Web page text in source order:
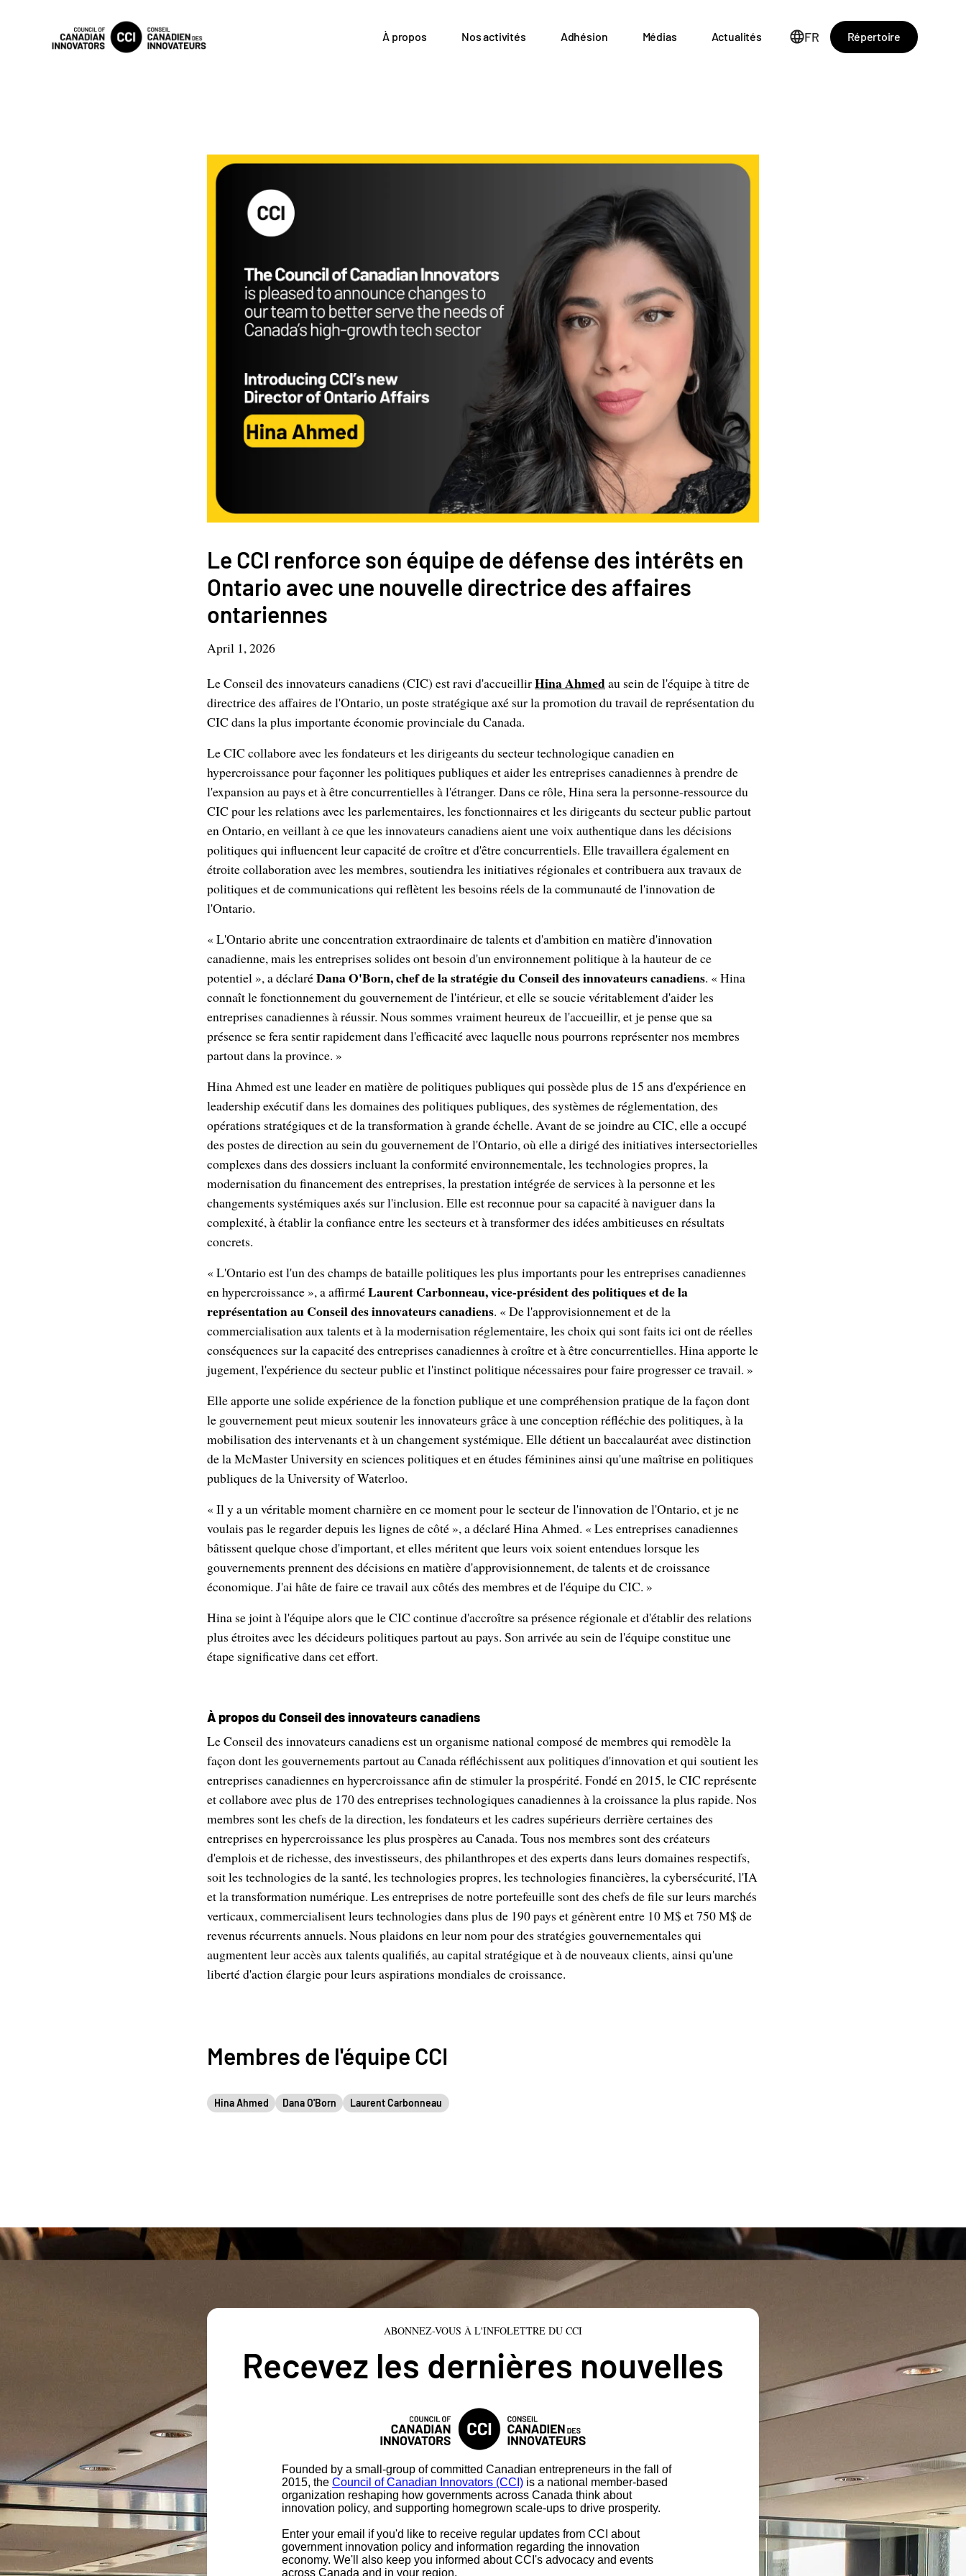
À propos Nos activités Adhésion Médias Actualités FR Répertoire
Le CCI renforce son équipe de défense des intérêts en
Ontario avec une nouvelle directrice des affaires
ontariennes
April 1, 2026
Le Conseil des innovateurs canadiens (CIC) est ravi d'accueillirHina Ahmedau sein de l'équipe à titre de
directrice des affaires de l'Ontario, un poste stratégique axé sur la promotion du travail de représentation du
CIC dans la plus importante économie provinciale du Canada.
Le CIC collabore avec les fondateurs et les dirigeants du secteur technologique canadien en
hypercroissance pour façonner les politiques publiques et aider les entreprises canadiennes à prendre de
l'expansion au pays et à être concurrentielles à l'étranger. Dans ce rôle, Hina sera la personne-ressource du
CIC pour les relations avec les parlementaires, les fonctionnaires et les dirigeants du secteur public partout
en Ontario, en veillant à ce que les innovateurs canadiens aient une voix authentique dans les décisions
politiques qui influencent leur capacité de croître et d'être concurrentiels. Elle travaillera également en
étroite collaboration avec les membres, soutiendra les initiatives régionales et contribuera aux travaux de
politiques et de communications qui reflètent les besoins réels de la communauté de l'innovation de
l'Ontario.
« L'Ontario abrite une concentration extraordinaire de talents et d'ambition en matière d'innovation
canadienne, mais les entreprises solides ont besoin d'un environnement politique à la hauteur de ce
potentiel », a déclaréDana O'Born, chef de la stratégie du Conseil des innovateurs canadiens. « Hina
connaît le fonctionnement du gouvernement de l'intérieur, et elle se soucie véritablement d'aider les
entreprises canadiennes à réussir. Nous sommes vraiment heureux de l'accueillir, et je pense que sa
présence se fera sentir rapidement dans l'efficacité avec laquelle nous pourrons représenter nos membres
partout dans la province. »
Hina Ahmed est une leader en matière de politiques publiques qui possède plus de 15 ans d'expérience en
leadership exécutif dans les domaines des politiques publiques, des systèmes de réglementation, des
opérations stratégiques et de la transformation à grande échelle. Avant de se joindre au CIC, elle a occupé
des postes de direction au sein du gouvernement de l'Ontario, où elle a dirigé des initiatives intersectorielles
complexes dans des dossiers incluant la conformité environnementale, les technologies propres, la
modernisation du financement des entreprises, la prestation intégrée de services à la personne et les
changements systémiques axés sur l'inclusion. Elle est reconnue pour sa capacité à naviguer dans la
complexité, à établir la confiance entre les secteurs et à transformer des idées ambitieuses en résultats
concrets.
« L'Ontario est l'un des champs de bataille politiques les plus importants pour les entreprises canadiennes
en hypercroissance », a affirméLaurent Carbonneau, vice-président des politiques et de la
représentation au Conseil des innovateurs canadiens. « De l'approvisionnement et de la
commercialisation aux talents et à la modernisation réglementaire, les choix qui sont faits ici ont de réelles
conséquences sur la capacité des entreprises canadiennes à croître et à être concurrentielles. Hina apporte le
jugement, l'expérience du secteur public et l'instinct politique nécessaires pour faire progresser ce travail. »
Elle apporte une solide expérience de la fonction publique et une compréhension pratique de la façon dont
le gouvernement peut mieux soutenir les innovateurs grâce à une conception réfléchie des politiques, à la
mobilisation des intervenants et à un changement systémique. Elle détient un baccalauréat avec distinction
de la McMaster University en sciences politiques et en études féminines ainsi qu'une maîtrise en politiques
publiques de la University of Waterloo.
« Il y a un véritable moment charnière en ce moment pour le secteur de l'innovation de l'Ontario, et je ne
voulais pas le regarder depuis les lignes de côté », a déclaré Hina Ahmed. « Les entreprises canadiennes
bâtissent quelque chose d'important, et elles méritent que leurs voix soient entendues lorsque les
gouvernements prennent des décisions en matière d'approvisionnement, de talents et de croissance
économique. J'ai hâte de faire ce travail aux côtés des membres et de l'équipe du CIC. »
Hina se joint à l'équipe alors que le CIC continue d'accroître sa présence régionale et d'établir des relations
plus étroites avec les décideurs politiques partout au pays. Son arrivée au sein de l'équipe constitue une
étape significative dans cet effort.
À propos du Conseil des innovateurs canadiens
Le Conseil des innovateurs canadiens est un organisme national composé de membres qui remodèle la
façon dont les gouvernements partout au Canada réfléchissent aux politiques d'innovation et qui soutient les
entreprises canadiennes en hypercroissance afin de stimuler la prospérité. Fondé en 2015, le CIC représente
et collabore avec plus de 170 des entreprises technologiques canadiennes à la croissance la plus rapide. Nos
membres sont les chefs de la direction, les fondateurs et les cadres supérieurs derrière certaines des
entreprises en hypercroissance les plus prospères au Canada. Tous nos membres sont des créateurs
d'emplois et de richesse, des investisseurs, des philanthropes et des experts dans leurs domaines respectifs,
soit les technologies de la santé, les technologies propres, les technologies financières, la cybersécurité, l'IA
et la transformation numérique. Les entreprises de notre portefeuille sont des chefs de file sur leurs marchés
verticaux, commercialisent leurs technologies dans plus de 190 pays et génèrent entre 10 M$ et 750 M$ de
revenus récurrents annuels. Nous plaidons en leur nom pour des stratégies gouvernementales qui
augmentent leur accès aux talents qualifiés, au capital stratégique et à de nouveaux clients, ainsi qu'une
liberté d'action élargie pour leurs aspirations mondiales de croissance.
Membres de l'équipe CCI
Hina Ahmed Dana O'Born Laurent Carbonneau
ABONNEZ-VOUS À L'INFOLETTRE DU CCI
Recevez les dernières nouvelles